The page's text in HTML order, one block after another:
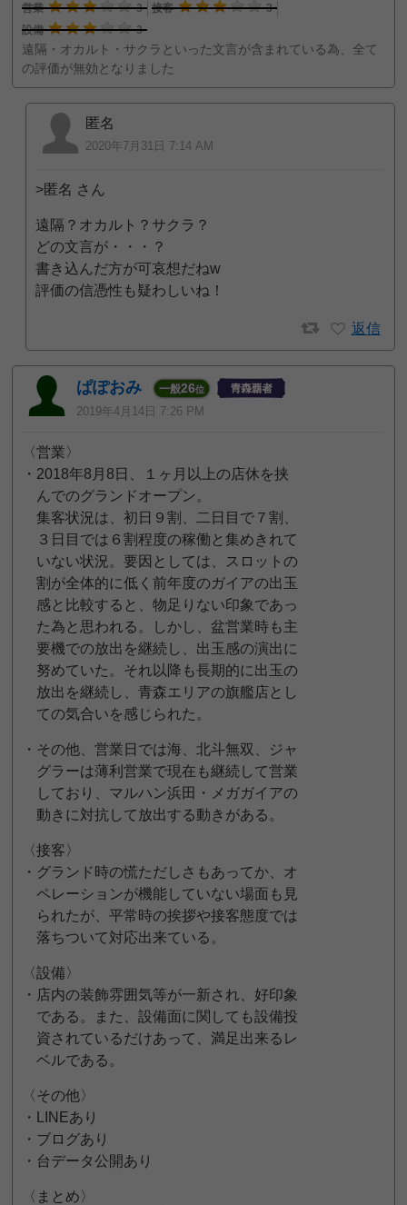
営業 3 接客
3
設備
3
遠隔・オカルト・サクラといった文言が含まれている為、全て
の評価が無効となりました
匿名
2020年7月31日 7:14 AM
>匿名 さん
遠隔？オカルト？サクラ？
どの文言が・・・？
書き込んだ方が可哀想だねw
評価の信憑性も疑わしいね！
返信
ぱぽおみ 一般26位
2019年4月14日 7:26 PM
〈営業〉
・2018年8月8日、１ヶ月以上の店休を挟
んでのグランドオープン。
集客状況は、初日９割、二日目で７割、
３日目では６割程度の稼働と集めきれて
いない状況。要因としては、スロットの
割が全体的に低く前年度のガイアの出玉
感と比較すると、物足りない印象であっ
た為と思われる。しかし、盆営業時も主
要機での放出を継続し、出玉感の演出に
努めていた。それ以降も長期的に出玉の
放出を継続し、青森エリアの旗艦店とし
ての気合いを感じられた。
・その他、営業日では海、北斗無双、ジャ
グラーは薄利営業で現在も継続して営業
しており、マルハン浜田・メガガイアの
動きに対抗して放出する動きがある。
〈接客〉
・グランド時の慌ただしさもあってか、オ
ペレーションが機能していない場面も見
られたが、平常時の挨拶や接客態度では
落ちついて対応出来ている。
〈設備〉
・店内の装飾雰囲気等が一新され、好印象
である。また、設備面に関しても設備投
資されているだけあって、満足出来るレ
ベルである。
〈その他〉
・LINEあり
・ブログあり
・台データ公開あり
〈まとめ〉